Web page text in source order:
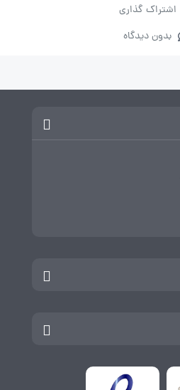
اشتراک گذاری
بدون دیدگاه